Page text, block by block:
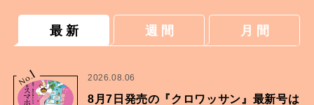
最 新 週 間 月 間
No.
1 2026.08.06
8月7日発売の『クロワッサン』最新号は